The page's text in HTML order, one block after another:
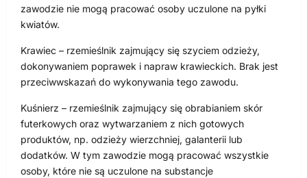
zawodzie nie mogą pracować osoby uczulone na pyłki
kwiatów.
Krawiec – rzemieślnik zajmujący się szyciem odzieży,
dokonywaniem poprawek i napraw krawieckich. Brak jest
przeciwwskazań do wykonywania tego zawodu.
Kuśnierz – rzemieślnik zajmujący się obrabianiem skór
futerkowych oraz wytwarzaniem z nich gotowych
produktów, np. odzieży wierzchniej, galanterii lub
dodatków. W tym zawodzie mogą pracować wszystkie
osoby, które nie są uczulone na substancje